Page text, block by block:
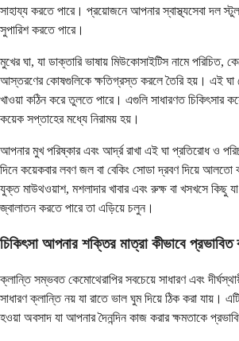
সাহায্য করতে পারে। প্রয়োজনে আপনার স্বাস্থ্যসেবা দল
সুপারিশ করতে পারে।
মুখের ঘা, যা ডাক্তারি ভাষায় মিউকোসাইটিস নামে পরিচিত,
আস্তরণের কোষগুলিকে ক্ষতিগ্রস্ত করলে তৈরি হয়। এই ঘা
খাওয়া কঠিন করে তুলতে পারে। এগুলি সাধারণত চিকিৎসার
কয়েক সপ্তাহের মধ্যে নিরাময় হয়।
আপনার মুখ পরিষ্কার এবং আর্দ্র রাখা এই ঘা প্রতিরোধ ও
দিনে কয়েকবার লবণ জল বা বেকিং সোডা দ্রবণ দিয়ে
যুক্ত মাউথওয়াশ, মশলাদার খাবার এবং রুক্ষ বা খসখসে কিছু
জ্বালাতন করতে পারে তা এড়িয়ে চলুন।
চিকিৎসা আপনার শক্তির মাত্রা কীভাবে প্রভাবিত
ক্লান্তি সম্ভবত কেমোথেরাপির সবচেয়ে সাধারণ এবং
সাধারণ ক্লান্তি নয় যা রাতে ভাল ঘুম দিয়ে ঠিক করা যায়।
হওয়া অবসাদ যা আপনার দৈনন্দিন কাজ করার ক্ষমতাকে